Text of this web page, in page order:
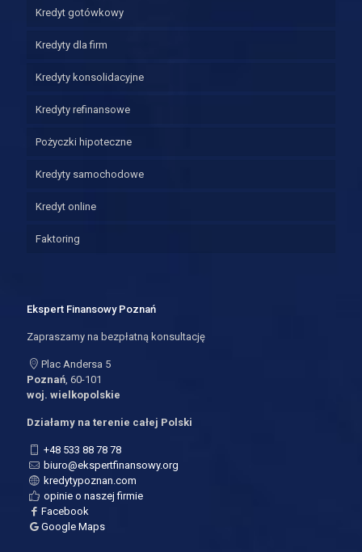
Kredyt gotówkowy
Kredyty dla firm
Kredyty konsolidacyjne
Kredyty refinansowe
Pożyczki hipoteczne
Kredyty samochodowe
Kredyt online
Faktoring
Ekspert Finansowy Poznań
Zapraszamy na bezpłatną konsultację
Plac Andersa 5
Poznań, 60-101
woj. wielkopolskie
Działamy na terenie całej Polski
+48 533 88 78 78
biuro@ekspertfinansowy.org
kredytypoznan.com
opinie o naszej firmie
Facebook
Google Maps